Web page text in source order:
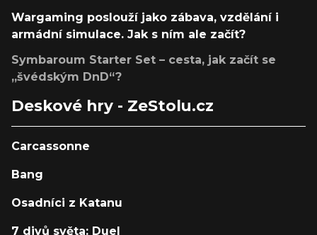
Wargaming poslouží jako zábava, vzdělání i
armádní simulace. Jak s ním ale začít?
Symbaroum Starter Set – cesta, jak začít se
„švédským DnD“?
Deskové hry - ZeStolu.cz
Carcassonne
Bang
Osadníci z Katanu
7 divů světa: Duel